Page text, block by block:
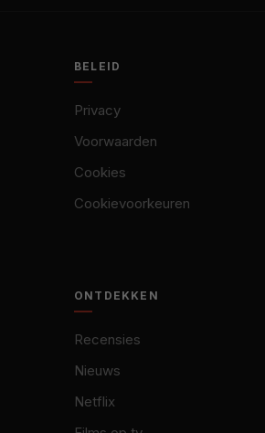
BELEID
Privacy
Voorwaarden
Cookies
Cookievoorkeuren
ONTDEKKEN
Recensies
Nieuws
Netflix